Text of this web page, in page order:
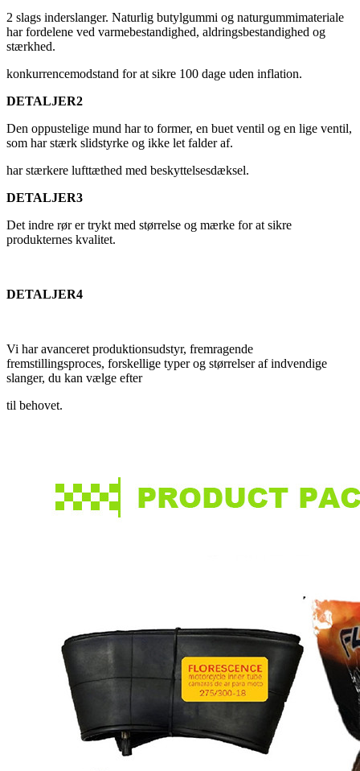
2 slags inderslanger. Naturlig butylgummi og naturgummimateriale
har fordelene ved varmebestandighed, aldringsbestandighed og
stærkhed.
konkurrencemodstand for at sikre 100 dage uden inflation.
DETALJER2
Den oppustelige mund har to former, en buet ventil og en lige ventil,
som har stærk slidstyrke og ikke let falder af.
har stærkere lufttæthed med beskyttelsesdæksel.
DETALJER3
Det indre rør er trykt med størrelse og mærke for at sikre
produkternes kvalitet.
DETALJER4
Vi har avanceret produktionsudstyr, fremragende
fremstillingsproces, forskellige typer og størrelser af indvendige
slanger, du kan vælge efter
til behovet.